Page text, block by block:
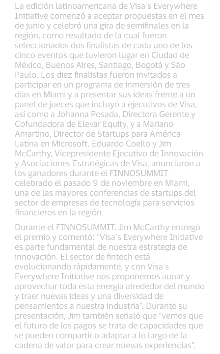
La edición latinoamericana de Visa’s Everywhere
Initiative comenzó a aceptar propuestas en el mes
de junio y celebró una gira de semifinales en la
región, como resultado de la cual fueron
seleccionados dos finalistas de cada uno de los
cinco eventos que tuvieron lugar en Ciudad de
México, Buenos Aires, Santiago, Bogotá y São
Paulo. Los diez finalistas fueron invitados a
participar en un programa de inmersión de tres
días en Miami y a presentar sus ideas frente a un
panel de jueces que incluyó a ejecutivos de Visa,
así como a Johanna Posada, Directora Gerente y
Cofundadora de Elevar Equity, y a Mariano
Amartino, Director de Startups para América
Latina en Microsoft. Eduardo Coello y Jim
McCarthy, Vicepresidente Ejecutivo de Innovación
y Asociaciones Estratégicas de Visa, anunciaron a
los ganadores durante el FINNOSUMMIT
celebrado el pasado 9 de noviembre en Miami,
una de las mayores conferencias de startups del
sector de empresas de tecnología para servicios
financieros en la región.
Durante el FINNOSUMMIT, Jim McCarthy entregó
el premio y comentó: “Visa’s Everywhere Initiative
es parte fundamental de nuestra estrategia de
innovación. El sector de fintech está
evolucionando rápidamente, y con Visa’s
Everywhere Initiative nos proponemos aunar y
aprovechar toda esta energía alrededor del mundo
y traer nuevas ideas y una diversidad de
pensamientos a nuestra industria”. Durante su
presentación, Jim también señaló que “vemos que
el futuro de los pagos se trata de capacidades que
se pueden compartir o adaptar a lo largo de la
cadena de valor para crear nuevas experiencias”.